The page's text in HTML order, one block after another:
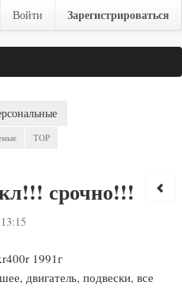
Войти Зарегистрироваться
TOP
срочно!!!
1991г
двигатель, подвески, все